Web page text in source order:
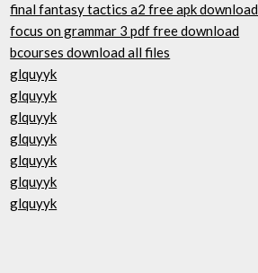
final fantasy tactics a2 free apk download
focus on grammar 3 pdf free download
bcourses download all files
glquyyk
glquyyk
glquyyk
glquyyk
glquyyk
glquyyk
glquyyk